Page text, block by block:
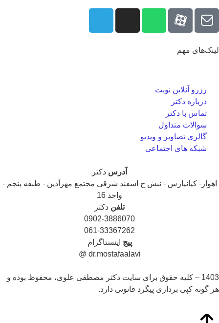
مهم
رزرو آنلاین نوبت
درباره دکتر
تماس با دکتر
سوالات متداول
گالری تصاویر و ویدیو
شبکه های اجتماعی
آدرسدکتر
کیانپارس - نبش خ اسفند شرقی مجتمع مهرآذین - طبقه پنجم -
واحد 16
تلفندکتر
0902-3886070
061-33367262
پیجاینستاگرام
dr.mostafaalavi @
1403 – کلیه حقوق برای سایت دکتر مصطفی علوی، محفوظ بوده و
گونه کپی برداری پیگرد قانونی دارد.